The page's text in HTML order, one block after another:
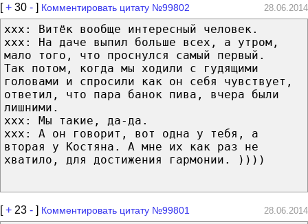
[+ 30 - ] Комментировать цитату №99802 28.06.2014
xxx: Витёк вообще интересный человек.
xxx: На даче выпил больше всех, а утром,
мало того, что проснулся самый первый.
Так потом, когда мы ходили с гудящими
головами и спросили как он себя чувствует,
ответил, что пара банок пива, вчера были
лишними.
xxx: Мы такие, да-да.
xxx: А он говорит, вот одна у тебя, а
вторая у Костяна. А мне их как раз не
хватило, для достижения гармонии. ))))
[+ 23 - ] Комментировать цитату №99801 28.06.2014